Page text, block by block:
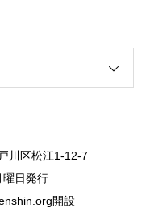
川区松江1-12-7
曜日発行
開設